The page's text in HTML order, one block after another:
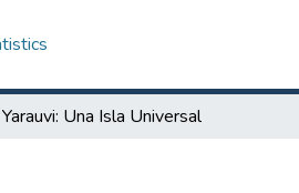
Yarauvi: Una Isla Universal